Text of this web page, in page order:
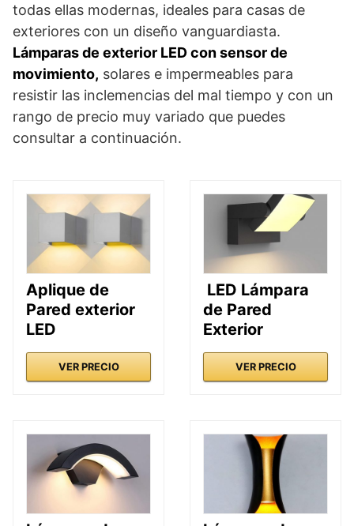
todas ellas modernas, ideales para casas de
exteriores con un diseño vanguardiasta.
Lámparas de exterior LED con sensor de
movimiento, solares e impermeables para
resistir las inclemencias del mal tiempo y con un
rango de precio muy variado que puedes
consultar a continuación.
Aplique de
Pared exterior
LED
VER PRECIO
LED Lámpara
de Pared
Exterior
VER PRECIO